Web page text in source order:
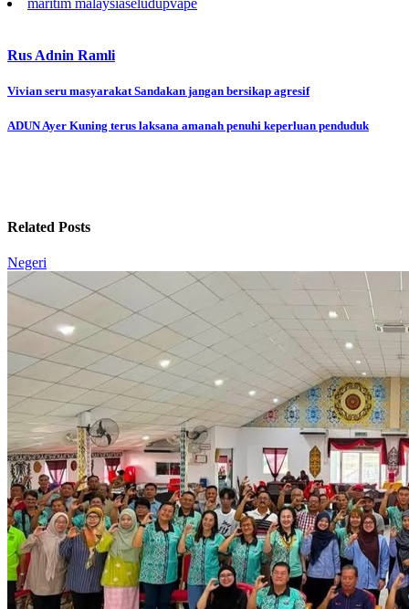
Rus Adnin Ramli
Post
navigation
Vivian seru masyarakat Sandakan jangan bersikap agresif
ADUN Ayer Kuning terus laksana amanah penuhi keperluan penduduk
Related Posts
Negeri